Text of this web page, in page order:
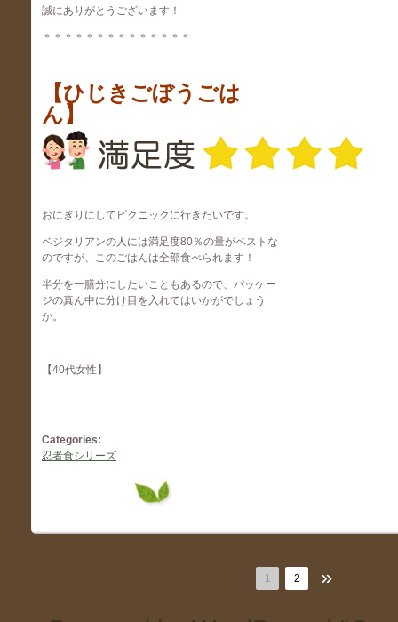
誠にありがとうございます！
＊＊＊＊＊＊＊＊＊＊＊＊＊＊
【ひじきごぼうごは
ん】
おにぎりにしてピクニックに行きたいです。
ベジタリアンの人には満足度80％の量がベストな
のですが、このごはんは全部食べられます！
半分を一膳分にしたいこともあるので、パッケー
ジの真ん中に分け目を入れてはいかがでしょう
か。
【40代女性】
Categories:
忍者食シリーズ
1 2 »